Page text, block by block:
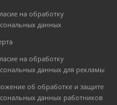
на обработку
данных
на обработку
данных для рекламы
об обработке и защите
данных работников